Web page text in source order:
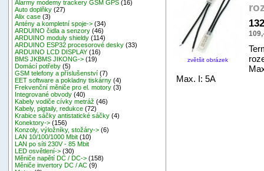
Alarmy modemy trackery GSM GPS (16)
Auto doplňky (27)
Alix case (3)
Antény a kompletní spoje-> (34)
ARDUINO čidla a senzory (46)
ARDUINO moduly shieldy (114)
ARDUINO ESP32 procesorové desky (33)
ARDUINO LCD DISPLAY (16)
BMS JKBMS JIKONG-> (19)
Domácí potřeby (5)
GSM telefony a příslušenství (7)
EET software a pokladny tiskárny (4)
Frekvenční měniče pro el. motory (3)
Integrované obvody (40)
Kabely vodiče cívky metráž (46)
Kabely, pigtaily, redukce (72)
Krabice sáčky antistatické sáčky (4)
Konektory-> (156)
Konzoly, výložníky, stožáry-> (6)
LAN 10/100/1000 Mbit (10)
LAN po síti 230V - 85 Mbit
LED osvětlení-> (30)
Měniče napětí DC / DC-> (158)
Měniče invertory DC / AC (9)
zvětšit obrázek
Max. I: 5A